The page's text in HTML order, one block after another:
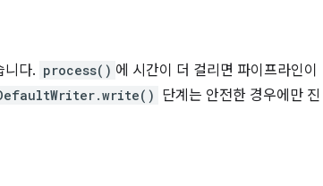
니다. process() 에 시간이 더 걸리면 파이프라인이
단계는 안전한 경우에만 진